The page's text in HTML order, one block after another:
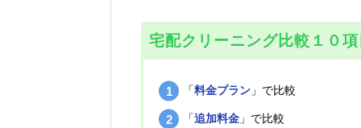
宅配クリーニング比較１０項
「料金プラン 」で比較
「追加料金 」で比較